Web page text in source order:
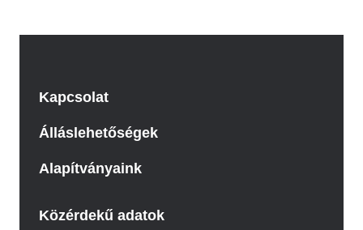
Kapcsolat
Álláslehetőségek
Alapítványaink
Közérdekű adatok